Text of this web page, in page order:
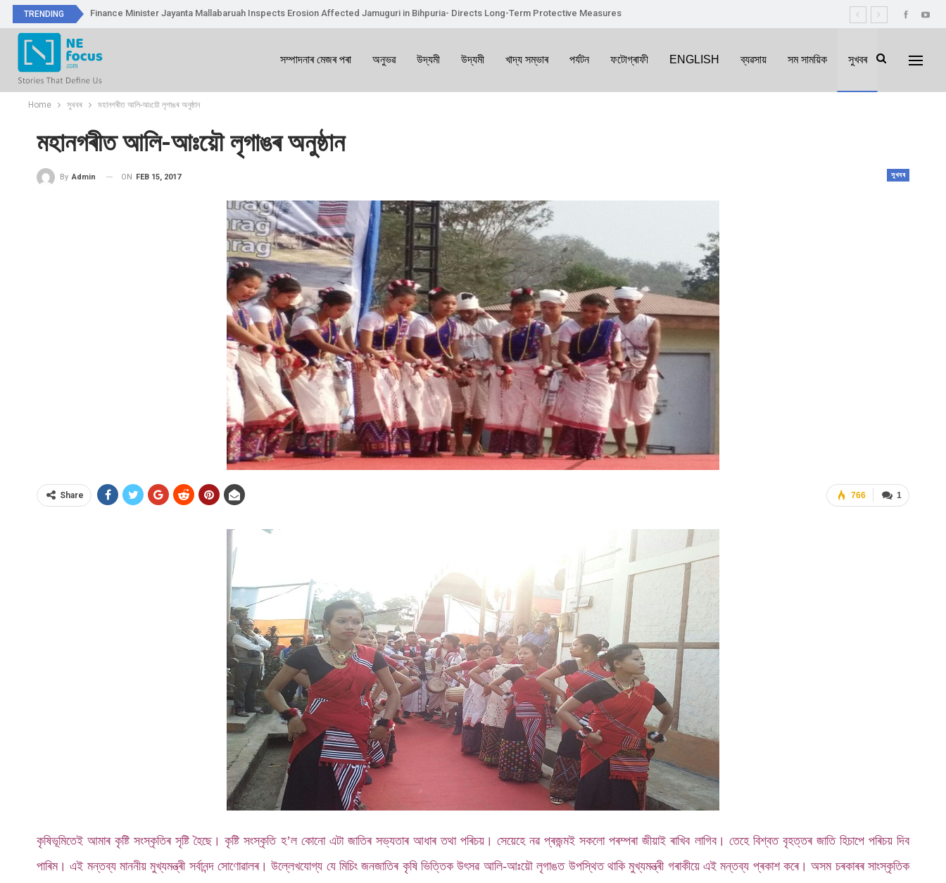
TRENDING Finance Minister Jayanta Mallabaruah Inspects Erosion Affected Jamuguri in Bihpuria- Directs Long-Term Protective Measures
সম্পাদনাৰ মেজৰ পৰা অনুভৱ উদ্যমী উদ্যমী খাদ্য সম্ভাৰ পৰ্যটন ফটোগ্ৰাফী ENGLISH ব্যৱসায় সম সাময়িক সুখবৰ
Home সুখবৰ মহানগৰীত আলি-আঃয়ৌ লৃগাঙৰ অনুষ্ঠান
মহানগৰীত আলি-আঃয়ৌ লৃগাঙৰ অনুষ্ঠান
সুখবৰ
By Admin ON FEB 15, 2017
1
766
Share
কৃষিভূমিতেই আমাৰ কৃষ্টি সংস্কৃতিৰ সৃষ্টি হৈছে। কৃষ্টি সংস্কৃতি হ’ল কোনো এটা জাতিৰ সভ্যতাৰ আধাৰ তথা পৰিচয়। সেয়েহে নৱ প্ৰজন্মই সকলো পৰম্পৰা জীয়াই ৰাখিব লাগিব। তেহে বিশ্বত বৃহত্তৰ জাতি হিচাপে পৰিচয় দিব
পাৰিম। এই মন্তব্য মাননীয় মুখ্যমন্ত্ৰী সৰ্বানন্দ সোণোৱালৰ। উল্লেখযোগ্য যে মিচিং জনজাতিৰ কৃষি ভিত্তিক উৎসৱ আলি-আঃয়ৌ লৃগাঙত উপস্থিত থাকি মুখ্যমন্ত্ৰী গৰাকীয়ে এই মন্তব্য প্ৰকাশ কৰে। অসম চৰকাৰৰ সাংস্কৃতিক